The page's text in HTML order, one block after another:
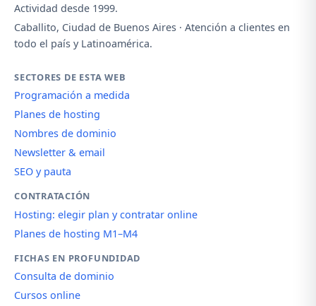
Actividad desde 1999.
Caballito, Ciudad de Buenos Aires · Atención a clientes en
todo el país y Latinoamérica.
SECTORES DE ESTA WEB
Programación a medida
Planes de hosting
Nombres de dominio
Newsletter & email
SEO y pauta
CONTRATACIÓN
Hosting: elegir plan y contratar online
Planes de hosting M1–M4
FICHAS EN PROFUNDIDAD
Consulta de dominio
Cursos online